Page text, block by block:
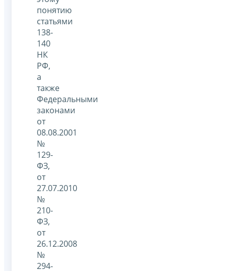
понятию
статьями
138-
140
НК
РФ,
а
также
Федеральными
законами
от
08.08.2001
№
129-
ФЗ,
от
27.07.2010
№
210-
ФЗ,
от
26.12.2008
№
294-